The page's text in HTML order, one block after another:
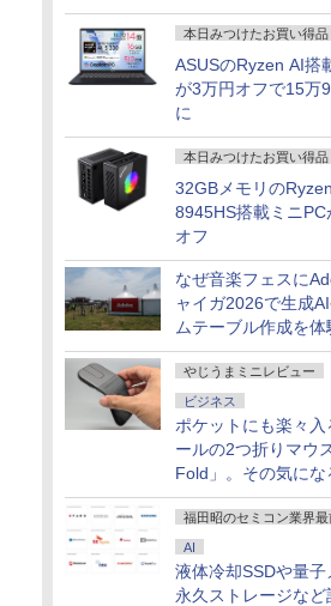
本日みつけたお買い得品
ASUSのRyzen AI搭
が3万円オフで15万
に
本日みつけたお買い得品
32GBメモリの
8945HS搭載ミニPC
オフ
なぜ音楽フェスに
ャイガ2026で生成
ムテーブル作成を体
やじうまミニレビュー
ビジネス
ポケットにも楽々入
ールの2つ折りマウ
Fold」。その気にな
クとは？
福田昭のセミコン業界最
AI
液体冷却SSDや量子
永久ストレージなど